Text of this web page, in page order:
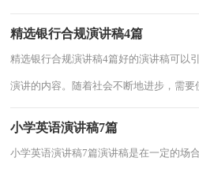
精选银行合规演讲稿4篇
精选银行合规演讲稿4篇好的演讲稿可以
演讲的内容。随着社会不断地进步，需
小学英语演讲稿7篇
小学英语演讲稿7篇演讲稿是在一定的场